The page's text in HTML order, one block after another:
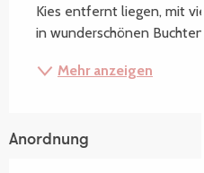
Kies entfernt liegen, mit
in wunderschönen
Mehr anzeigen
Anordnung